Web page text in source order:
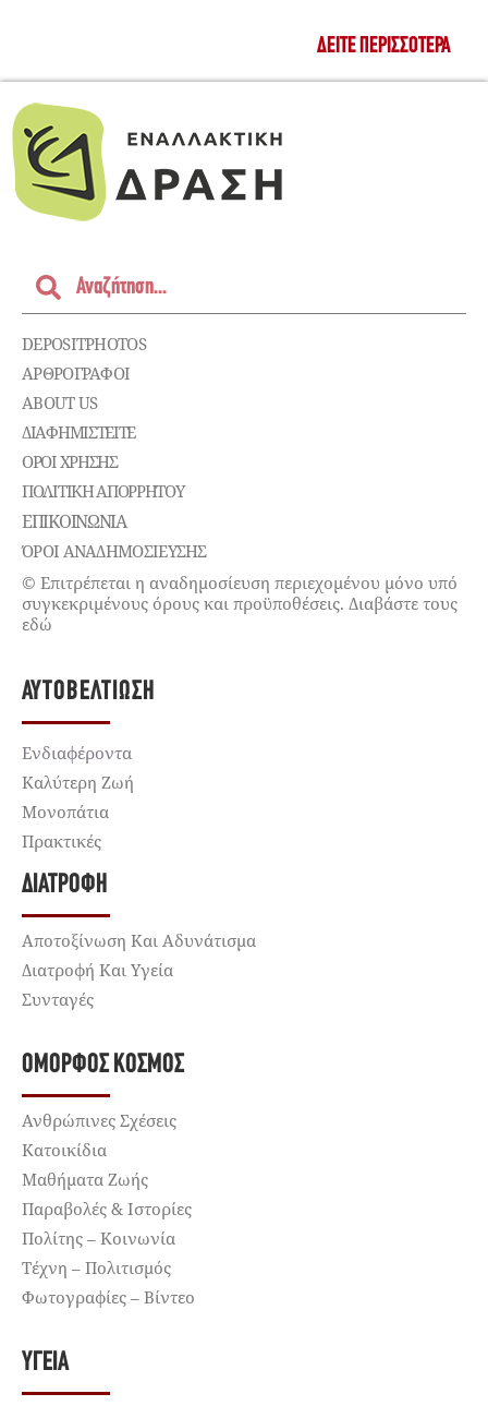
ΔΕΊΤΕ ΠΕΡΙΣΣΌΤΕΡΑ
DEPOSITPHOTOS
ΑΡΘΡΟΓΡΑΦΟΙ
ABOUT US
ΔΙΑΦΗΜΙΣΤΕΊΤΕ
ΌΡΟΙ ΧΡΉΣΗΣ
ΠΟΛΙΤΙΚΉ ΑΠΟΡΡΉΤΟΥ
ΕΠΙΚΟΙΝΩΝΊΑ
ΌΡΟΙ ΑΝΑΔΗΜΟΣΙΕΥΣΗΣ
© Επιτρέπεται η αναδημοσίευση περιεχομένου μόνο υπό
συγκεκριμένους όρους και προϋποθέσεις. Διαβάστε τους
εδώ
ΑΥΤΟΒΕΛΤΊΩΣΗ
Ενδιαφέροντα
Καλύτερη Ζωή
Μονοπάτια
Πρακτικές
ΔΙΑΤΡΟΦΉ
Αποτοξίνωση Και Αδυνάτισμα
Διατροφή Και Υγεία
Συνταγές
ΌΜΟΡΦΟΣ ΚΌΣΜΟΣ
Ανθρώπινες Σχέσεις
Κατοικίδια
Μαθήματα Ζωής
Παραβολές & Ιστορίες
Πολίτης – Κοινωνία
Τέχνη – Πολιτισμός
Φωτογραφίες – Βίντεο
ΥΓΕΊΑ